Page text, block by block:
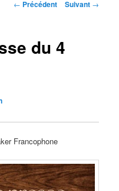
Navigation
← Précédent Suivant →
du 4
Francophone